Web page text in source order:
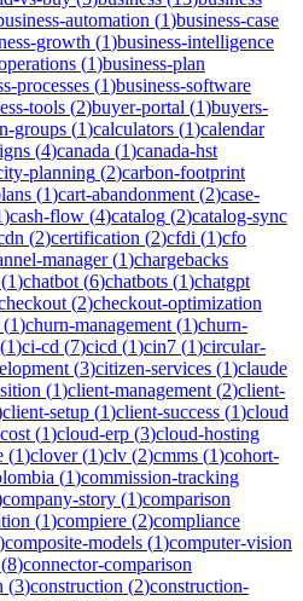
automation (1)business-case
growth (1)business-intelligence
(1)business-plan
processes (1)business-software
tools (2)buyer-portal (1)buyers-
groups (1)calculators (1)calendar
(4)canada (1)canada-hst
planning (2)carbon-footprint
(1)cart-abandonment (2)case-
)cash-flow (4)catalog (2)catalog-sync
(2)certification (2)cfdi (1)cfo
manager(1)chargebacks
(1)chatbot (6)chatbots (1)chatgpt
(2)checkout-optimization
(1)churn-management (1)churn-
(1)ci-cd (7)cicd (1)cin7 (1)circular-
(3)citizen-services (1)claude
(1)client-management (2)client-
client-setup (1)client-success (1)cloud
(1)cloud-erp (3)cloud-hosting
(1)clover(1)clv (2)cmms (1)cohort-
(1)commission-tracking
company-story (1)comparison
(1)compiere (2)compliance
)composite-models (1)computer-vision
8)connector-comparison
(3)construction (2)construction-